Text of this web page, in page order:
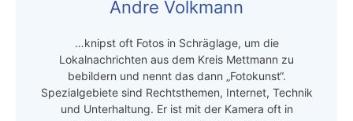
Andre Volkmann
…knipst oft Fotos in Schräglage, um die
Lokalnachrichten aus dem Kreis Mettmann zu
bebildern und nennt das dann „Fotokunst“.
Spezialgebiete sind Rechtsthemen, Internet, Technik
und Unterhaltung. Er ist mit der Kamera oft in